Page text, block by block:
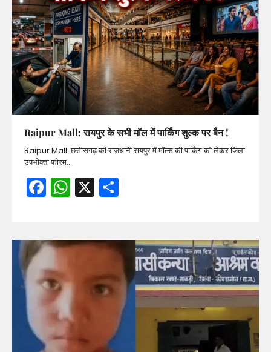
Raipur Mall: रायपुर के सभी मॉल में पार्किंग शुल्क पर बैन !
Raipur Mall: छत्तीसगढ़ की राजधानी रायपुर में मॉल्स की पार्किंग को लेकर जिला
उपभोक्ता फोरम…
Facebook
WhatsApp
X